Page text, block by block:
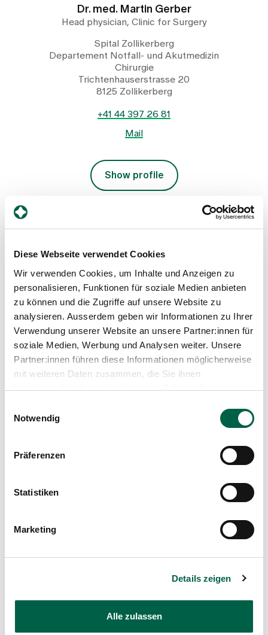
Diese Webseite verwendet Cookies
Wir verwenden Cookies, um Inhalte und Anzeigen zu
personalisieren, Funktionen für soziale Medien anbieten
zu können und die Zugriffe auf unsere Website zu
analysieren. Ausserdem geben wir Informationen zu Ihrer
Verwendung unserer Website an unsere Partner:innen für
soziale Medien, Werbung und Analysen weiter. Unsere
Partner:innen führen diese Informationen möglicherweise
mit weiteren Daten zusammen, die Sie ihnen
bereitgestellt haben oder die sie im Rahmen Ihrer
Notwendig
Präferenzen
Statistiken
Marketing
Details zeigen
Alle zulassen
Dr. med. Martin Gerber
Head physician, Clinic for Surgery
Spital Zollikerberg
Departement Notfall- und Akutmedizin
Chirurgie
Trichtenhauserstrasse 20
8125 Zollikerberg
+41 44 397 26 81
Mail
Show profile
Dr. med. (GR) Markos Ioannou, PhD (Univ. Athen)
Senior Consultant, Orthopaedics
Departement Notfall- und Akutmedizin
Chirurgie
Trichtenhauserstrasse 20
Consultation scheduling: